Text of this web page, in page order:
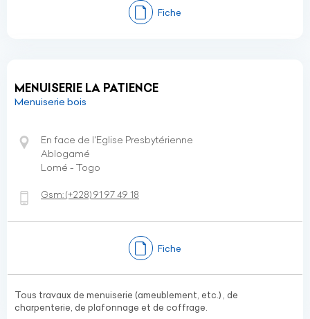
Fiche
MENUISERIE LA PATIENCE
Menuiserie bois
En face de l'Eglise Presbytérienne
Ablogamé
Lomé - Togo
Gsm:(+228)91 97 49 18
Fiche
Tous travaux de menuiserie (ameublement, etc.) , de
charpenterie, de plafonnage et de coffrage.